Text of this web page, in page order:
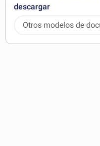
descargar
Otros modelos de
pueden descargar